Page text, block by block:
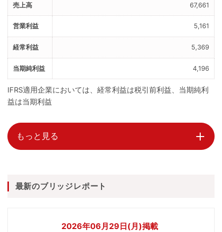
67,661
5,161
5,369
4,196
IFRS適用企業においては、経常利益は税引前利益、当期純利
益は当期利益
もっと見る
最新のブリッジレポート
2026年06月29日(月)掲載